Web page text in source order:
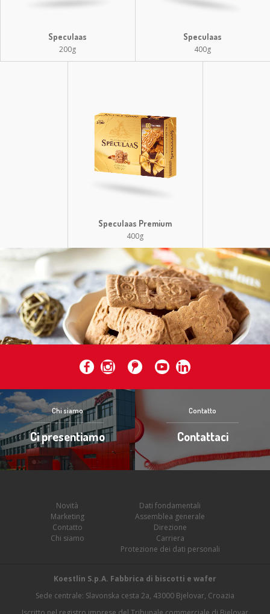
Speculaas
200g
Speculaas
400g
Speculaas Premium
400g
Chi siamo
Ci presentiamo
Contatto
Contattaci
Novità
Marketing
Contatto
Chi siamo
Dati fondamentali
Assemblea generale
Direzione
Carriera
Protezione dei dati personali
Koestlin S.p.A. Fabbrica di biscotti e wafer
Sede centrale: Slavonska cesta 2a, 43000 Bjelovar, Croazia